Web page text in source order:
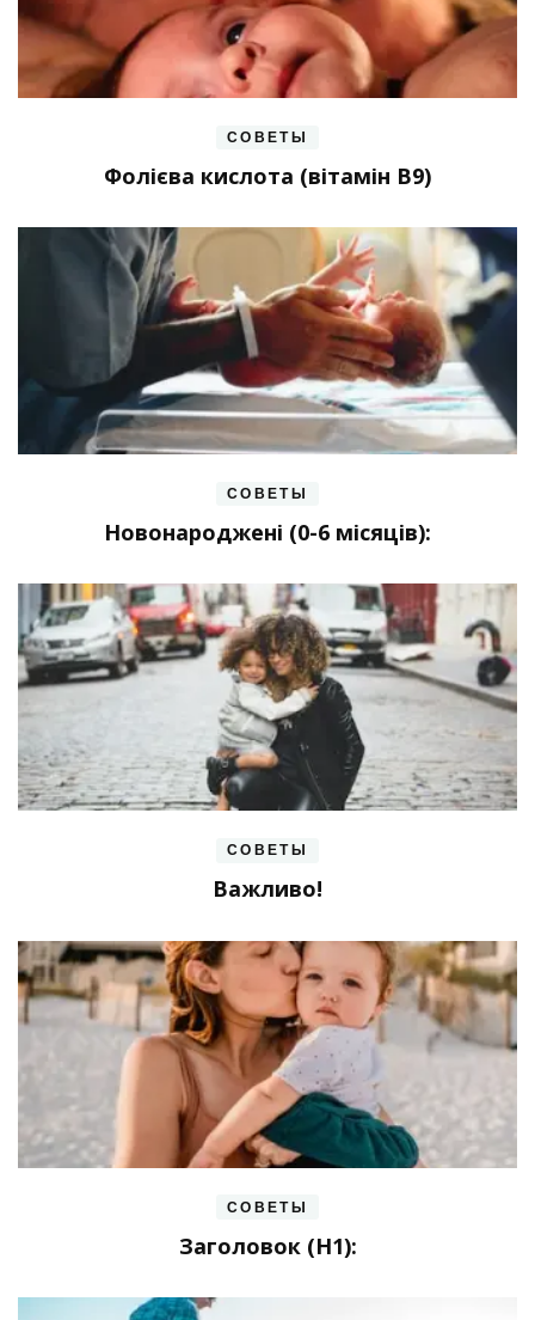
СОВЕТЫ
Фолієва кислота (вітамін В9)
СОВЕТЫ
Новонароджені (0-6 місяців):
СОВЕТЫ
Важливо!
СОВЕТЫ
Заголовок (H1):